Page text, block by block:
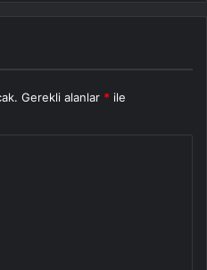
Gerekli alanlar * ile